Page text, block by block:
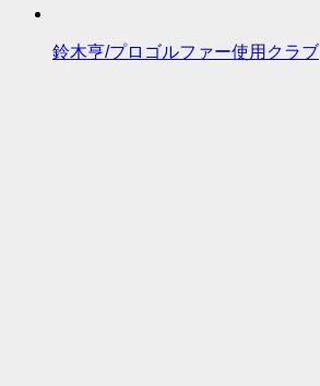
鈴木亨/プロゴルファー使用クラブ